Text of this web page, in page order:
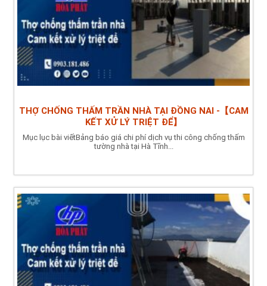
THỢ CHỐNG THẤM TRẦN NHÀ TẠI ĐỒNG NAI -【CAM
KẾT XỬ LÝ TRIỆT ĐỂ】
Mục lục bài viếtBảng báo giá chi phí dịch vụ thi công chống thấm
tường nhà tại Hà Tĩnh...